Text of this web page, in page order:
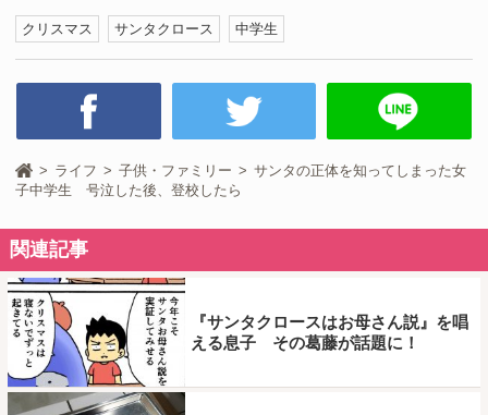
クリスマス サンタクロース 中学生
ライフ 子供・ファミリー
サンタの正体を知ってしまった女
子中学生 号泣した後、登校したら
関連記事
『サンタクロースはお母さん説』を唱
える息子 その葛藤が話題に！